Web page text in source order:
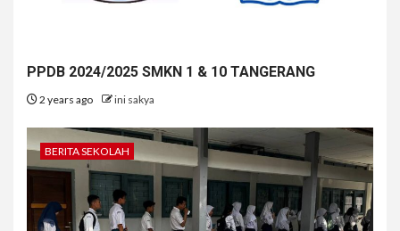
PPDB 2024/2025 SMKN 1 & 10 TANGERANG
2 years ago ini sakya
BERITA SEKOLAH